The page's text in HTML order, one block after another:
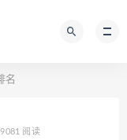
名
阅读